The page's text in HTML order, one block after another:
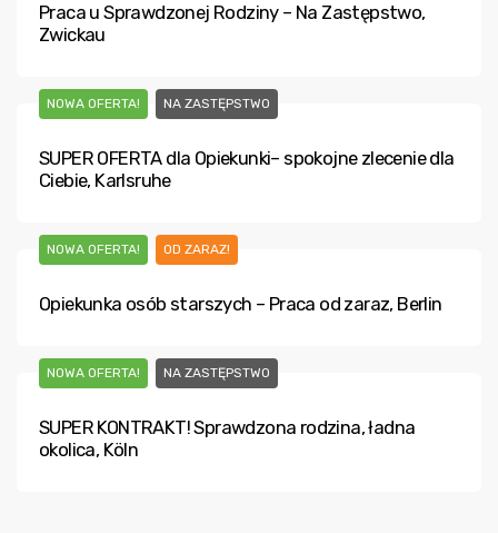
Praca u Sprawdzonej Rodziny – Na Zastępstwo,
Zwickau
NOWA OFERTA! NA ZASTĘPSTWO
SUPER OFERTA dla Opiekunki– spokojne zlecenie dla
Ciebie, Karlsruhe
NOWA OFERTA! OD ZARAZ!
Opiekunka osób starszych – Praca od zaraz, Berlin
NOWA OFERTA! NA ZASTĘPSTWO
SUPER KONTRAKT! Sprawdzona rodzina, ładna
okolica, Köln